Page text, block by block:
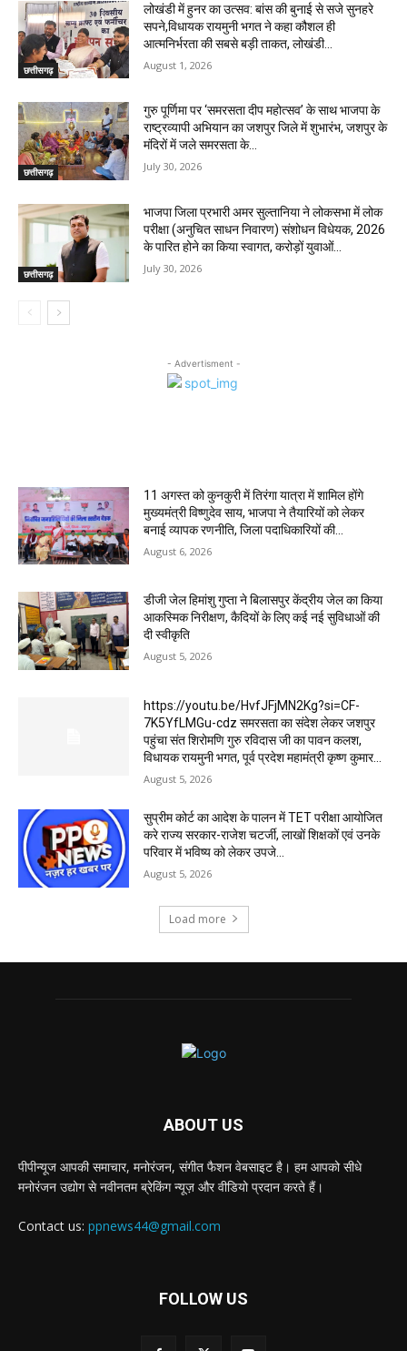
छत्तीसगढ़
लोखंडी में हुनर का उत्सव: बांस की बुनाई से सजे सुनहरे
सपने,विधायक रायमुनी भगत ने कहा कौशल ही
आत्मनिर्भरता की सबसे बड़ी ताकत, लोखंडी...
August 1, 2026
छत्तीसगढ़
गुरु पूर्णिमा पर ‘समरसता दीप महोत्सव’ के साथ भाजपा के
राष्ट्रव्यापी अभियान का जशपुर जिले में शुभारंभ, जशपुर के
मंदिरों में जले समरसता के...
July 30, 2026
छत्तीसगढ़
भाजपा जिला प्रभारी अमर सुल्तानिया ने लोकसभा में लोक
परीक्षा (अनुचित साधन निवारण) संशोधन विधेयक, 2026
के पारित होने का किया स्वागत, करोड़ों युवाओं...
July 30, 2026
- Advertisment -
11 अगस्त को कुनकुरी में तिरंगा यात्रा में शामिल होंगे
मुख्यमंत्री विष्णुदेव साय, भाजपा ने तैयारियों को लेकर
बनाई व्यापक रणनीति, जिला पदाधिकारियों की...
August 6, 2026
डीजी जेल हिमांशु गुप्ता ने बिलासपुर केंद्रीय जेल का किया
आकस्मिक निरीक्षण, कैदियों के लिए कई नई सुविधाओं की
दी स्वीकृति
August 5, 2026
https://youtu.be/HvfJFjMN2Kg?si=CF-
7K5YfLMGu-cdz समरसता का संदेश लेकर जशपुर
पहुंचा संत शिरोमणि गुरु रविदास जी का पावन कलश,
विधायक रायमुनी भगत, पूर्व प्रदेश महामंत्री कृष्ण कुमार...
August 5, 2026
सुप्रीम कोर्ट का आदेश के पालन में TET परीक्षा आयोजित
करे राज्य सरकार-राजेश चटर्जी, लाखों शिक्षकों एवं उनके
परिवार में भविष्य को लेकर उपजे...
August 5, 2026
Load more
ABOUT US
पीपीन्यूज आपकी समाचार, मनोरंजन, संगीत फैशन वेबसाइट है। हम आपको सीधे
मनोरंजन उद्योग से नवीनतम ब्रेकिंग न्यूज़ और वीडियो प्रदान करते हैं।
Contact us: ppnews44@gmail.com
FOLLOW US